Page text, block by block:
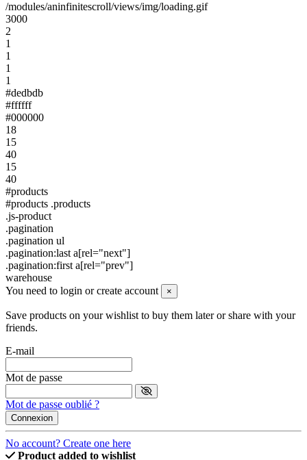
/modules/aninfinitescroll/views/img/loading.gif
3000
2
1
1
1
1
#dedbdb
#ffffff
#000000
18
15
40
15
40
#products
#products .products
.js-product
.pagination
.pagination ul
.pagination:last a[rel="next"]
.pagination:first a[rel="prev"]
warehouse
You need to login or create account
×
Save products on your wishlist to buy them later or share with your
friends.
E-mail
Mot de passe
Mot de passe oublié ?
Connexion
No account? Create one here
Product added to wishlist